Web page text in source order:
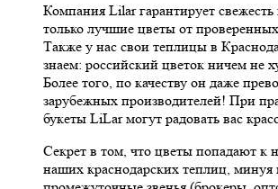
Компания Lilar гарантирует свежесть
только лучшие цветы от
Также у нас свои теплицы в
знаем: российский цветок ничем не
Более того, по качеству он даже
зарубежных производителей! При
букеты LiLar могут радовать вас
Секрет в том, что цветы попадают к
наших краснодарских теплиц, минуя